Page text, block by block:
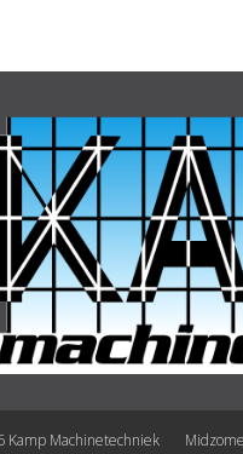
Kamp Machinetechniek